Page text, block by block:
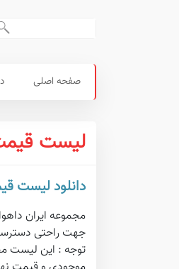
منوی
اصلی
صفحه اصلی
لیست قیمت
دانلود لیست
مجموعه ایران داهوا به عنوان
جهت راحتی
توجه : این لیست